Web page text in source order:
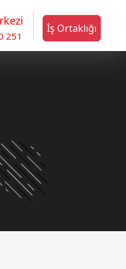
251
İş Ortaklığı